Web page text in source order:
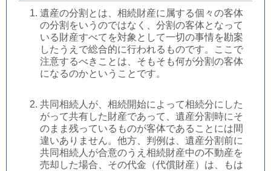
遺産の分割とは、相続財産に属する個々の客体
の分割をいうのではなく、分割の客体となって
いる財産すべてを対象として一切の事情を勘案
したうえで総合的に行われるものです。ここで
注意するべきことは、そもそも何が分割の客体
になるのかということです。
共同相続人が、相続開始によって相続分にした
がって共有した財産であって、遺産分割時にそ
のまま残っているものが客体であることには間
違いありません。他方、判例は、遺産分割前に
共同相続人が合意のうえ相続財産中の不動産を
売却した場合、その代金（代償財産）は、もは